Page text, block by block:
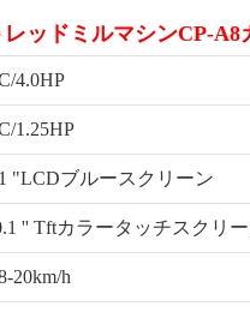
ッドミルマシンCP-A8
4.0HP
1.25HP
"LCDブルースクリーン
'' Tftカラータッチスクリ
20km/h